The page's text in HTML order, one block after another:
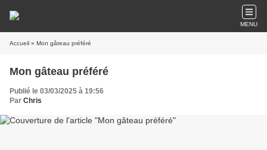
MENU
Accueil » Mon gâteau préféré
Mon gâteau préféré
Publié le 03/03/2025 à 19:56
Par Chris